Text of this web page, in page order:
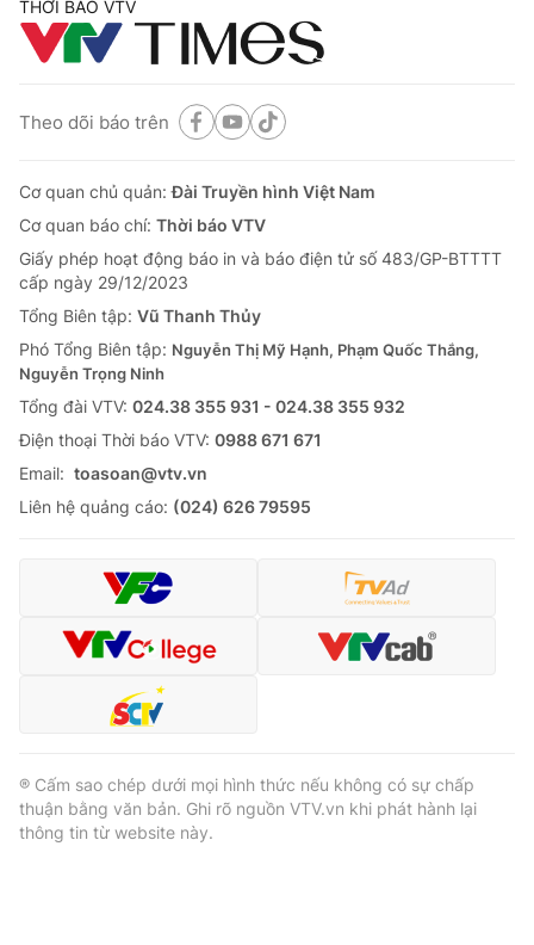
THỜI BÁO VTV
Theo dõi báo trên
Cơ quan chủ quản:Đài Truyền hình Việt Nam
Cơ quan báo chí: Thời báo VTV
Giấy phép hoạt động báo in và báo điện tử số 483/GP-BTTTT
cấp ngày 29/12/2023
Tổng Biên tập: Vũ Thanh Thủy
Phó Tổng Biên tập: Nguyễn Thị Mỹ Hạnh, Phạm Quốc Thắng,
Nguyễn Trọng Ninh
Tổng đài VTV: 024.38 355 931 - 024.38 355 932
Ðiện thoại Thời báo VTV: 0988 671 671
Email: toasoan@vtv.vn
Liên hệ quảng cáo: (024) 626 79595
® Cấm sao chép dưới mọi hình thức nếu không có sự chấp
thuận bằng văn bản. Ghi rõ nguồn VTV.vn khi phát hành lại
thông tin từ website này.